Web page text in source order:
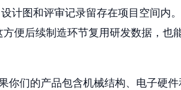
计图和评审记录留存在项目空间内
便后续制造环节复用研发数据，也
你们的产品包含机械结构、电子硬